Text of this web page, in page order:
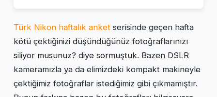
Türk Nikon haftalık anket serisinde geçen hafta
kötü çektiğinizi düşündüğünüz fotoğraflarınızı
siliyor musunuz? diye sormuştuk. Bazen DSLR
kameramızla ya da elimizdeki kompakt makineyle
çektiğimiz fotoğraflar istediğimiz gibi çıkmamıştır.